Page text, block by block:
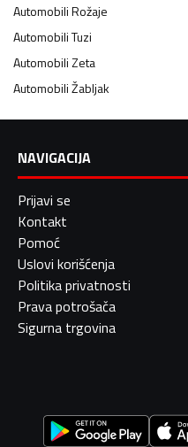
AutomobiliRožaje
AutomobiliTuzi
AutomobiliZeta
AutomobiliŽabljak
NAVIGACIJA
Prijavi se
Kontakt
Pomoć
Uslovi korišćenja
Politika privatnosti
Prava potrošača
Sigurna trgovina